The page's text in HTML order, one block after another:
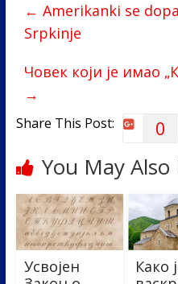
o
o
k
dI
← Amerikanki se
Srpkinje
Човек који је имао
→
Share This Post: 0
You May Also
Усвојен
Како